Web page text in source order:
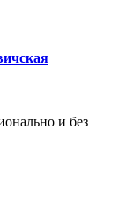
и без